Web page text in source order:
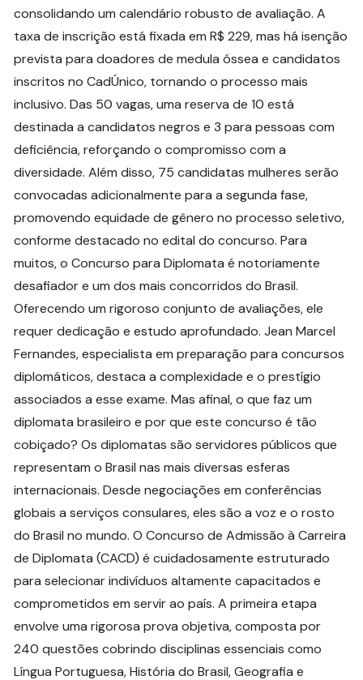
consolidando um calendário robusto de avaliação. A
taxa de inscrição está fixada em R$ 229, mas há isenção
prevista para doadores de medula óssea e candidatos
inscritos no CadÚnico, tornando o processo mais
inclusivo. Das 50 vagas, uma reserva de 10 está
destinada a candidatos negros e 3 para pessoas com
deficiência, reforçando o compromisso com a
diversidade. Além disso, 75 candidatas mulheres serão
convocadas adicionalmente para a segunda fase,
promovendo equidade de gênero no processo seletivo,
conforme destacado no edital do concurso. Para
muitos, o Concurso para Diplomata é notoriamente
desafiador e um dos mais concorridos do Brasil.
Oferecendo um rigoroso conjunto de avaliações, ele
requer dedicação e estudo aprofundado. Jean Marcel
Fernandes, especialista em preparação para concursos
diplomáticos, destaca a complexidade e o prestígio
associados a esse exame. Mas afinal, o que faz um
diplomata brasileiro e por que este concurso é tão
cobiçado? Os diplomatas são servidores públicos que
representam o Brasil nas mais diversas esferas
internacionais. Desde negociações em conferências
globais a serviços consulares, eles são a voz e o rosto
do Brasil no mundo. O Concurso de Admissão à Carreira
de Diplomata (CACD) é cuidadosamente estruturado
para selecionar indivíduos altamente capacitados e
comprometidos em servir ao país. A primeira etapa
envolve uma rigorosa prova objetiva, composta por
240 questões cobrindo disciplinas essenciais como
Língua Portuguesa, História do Brasil, Geografia e